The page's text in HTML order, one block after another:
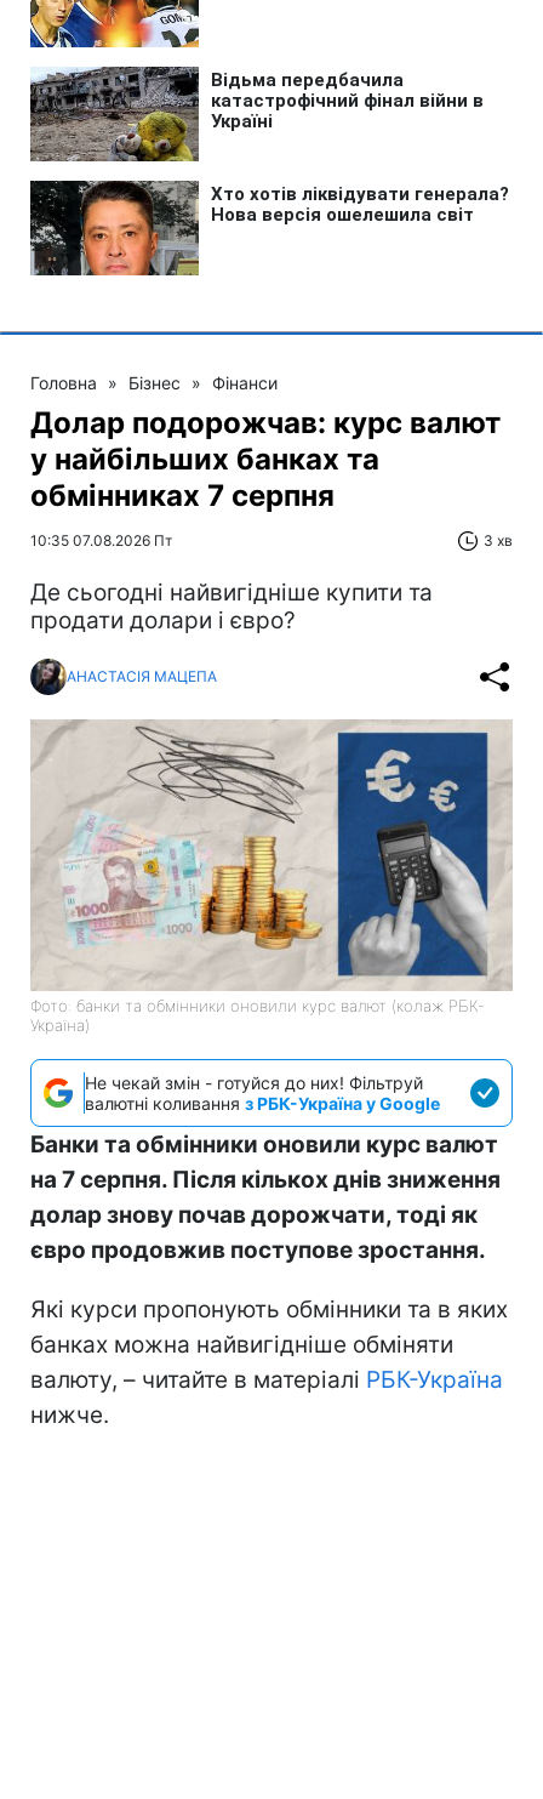
Головна » Бізнес » Фінанси
Долар подорожчав: курс валют
у найбільших банках та
обмінниках 7 серпня
10:35 07.08.2026 Пт 3 хв
Де сьогодні найвигідніше купити та
продати долари і євро?
АНАСТАСІЯ МАЦЕПА
Фото: банки та обмінники оновили курс валют (колаж РБК-
Україна)
Не чекай змін - готуйся до них! Фільтруй
валютні коливання з РБК-Україна у Google
Банки та обмінники оновили курс валют
на 7 серпня. Після кількох днів зниження
долар знову почав дорожчати, тоді як
євро продовжив поступове зростання.
Які курси пропонують обмінники та в яких
банках можна найвигідніше обміняти
валюту, – читайте в матеріалі РБК-Україна
нижче.